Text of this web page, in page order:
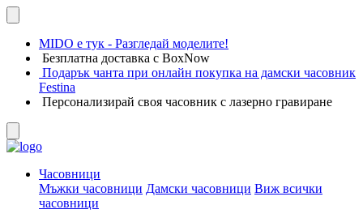
MIDO е тук - Разгледай моделите!
Безплатна доставка с BoxNow
Подарък чанта при онлайн покупка на дамски часовник
Festina
Персонализирай своя часовник с лазерно гравиране
Часовници
Мъжки часовници Дамски часовници Виж всички
часовници